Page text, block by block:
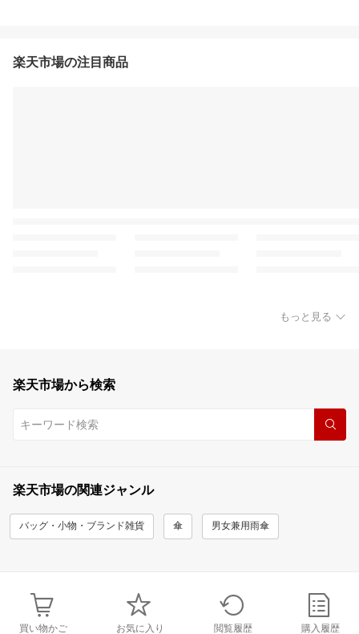
楽天市場の注目商品
もっと見る
楽天市場から検索
楽天市場の関連ジャンル
バッグ・小物・ブランド雑貨 傘 男女兼用雨傘
買い物かご お気に入り 閲覧履歴 購入履歴